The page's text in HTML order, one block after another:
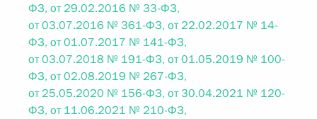
ФЗ, от 29.02.2016 № 33-ФЗ,
от 03.07.2016 № 361-ФЗ, от 22.02.2017 № 14-
ФЗ, от 01.07.2017 № 141-ФЗ,
от 03.07.2018 № 191-ФЗ, от 01.05.2019 № 100-
ФЗ, от 02.08.2019 № 267-ФЗ,
от 25.05.2020 № 156-ФЗ, от 30.04.2021 № 120-
ФЗ, от 11.06.2021 № 210-ФЗ,